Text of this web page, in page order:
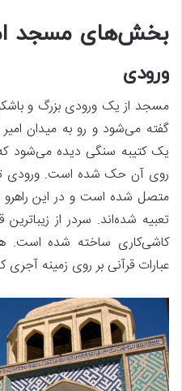
بخش‌های مسجد
ورودی
مسجد از یک ورودی بزرگ و
گفته می‌شود و رو به میدان
یک کتیبه سنگی دیده می‌شود
روی آن حک شده است. ورودی
متصل شده است و در این
تعبیه شده‌اند. سردر از
کاشی‌کاری ساخته شده است.
عبارات قرآنی بر روی زمینه آجری